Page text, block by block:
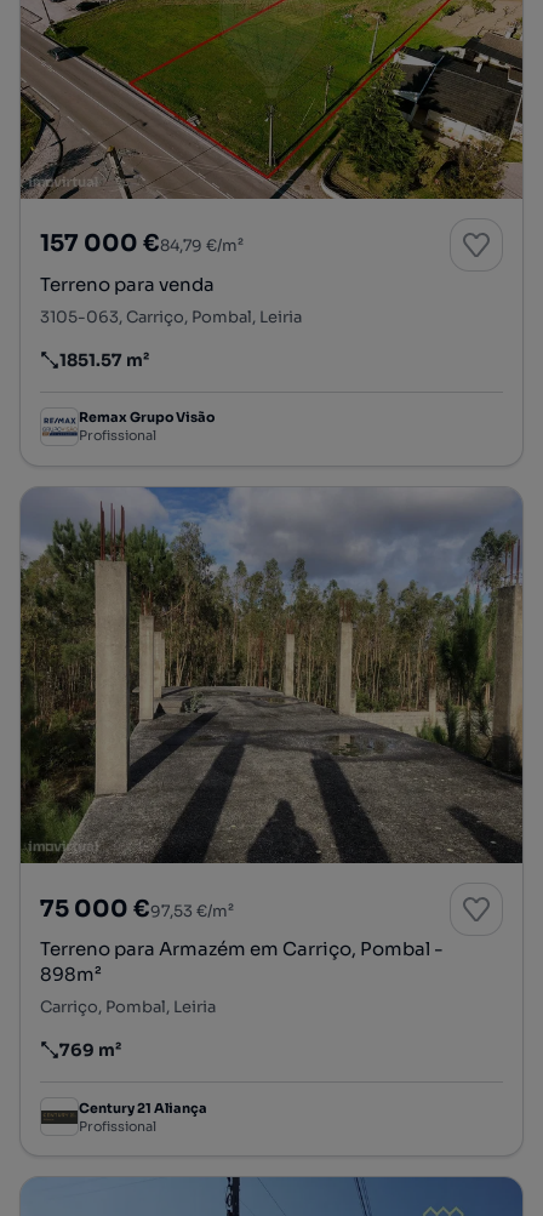
157 000 €84,79 €/m²
Terreno para venda
3105-063, Carriço, Pombal, Leiria
Preço por metro quadrado
1851.57 m²
Remax Grupo Visão
Profissional
75 000 €97,53 €/m²
Terreno para Armazém em Carriço, Pombal -
898m²
Carriço, Pombal, Leiria
Preço por metro quadrado
769 m²
Century 21 Aliança
Profissional